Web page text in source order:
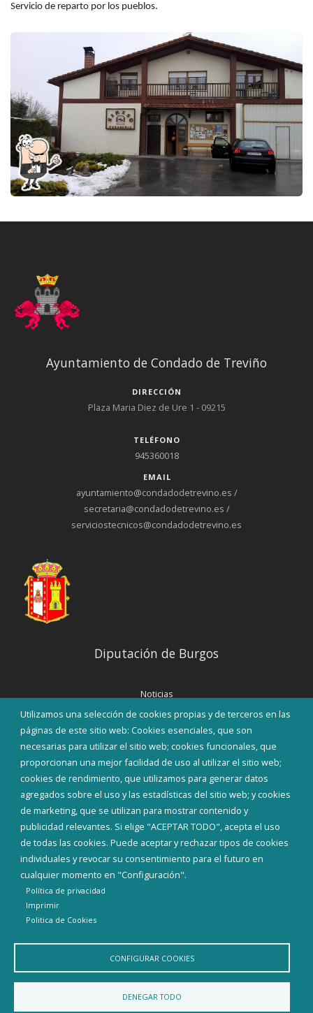
Servicio de reparto por los pueblos.
Utilizamos una selección de cookies propias y de terceros en las
páginas de este sitio web: Cookies esenciales, que son
necesarias para utilizar el sitio web; cookies funcionales, que
proporcionan una mejor facilidad de uso al utilizar el sitio web;
cookies de rendimiento, que utilizamos para generar datos
agregados sobre el uso y las estadísticas del sitio web; y cookies
de marketing, que se utilizan para mostrar contenido y
publicidad relevantes. Si elige "ACEPTAR TODO", acepta el uso
de todas las cookies. Puede aceptar y rechazar tipos de cookies
individuales y revocar su consentimiento para el futuro en
cualquier momento en "Configuración".
Política de privacidad
Imprimir
Politica de Cookies
CONFIGURAR COOKIES
DENEGAR TODO
Ayuntamiento de Condado de Treviño
DIRECCIÓN
Plaza Maria Diez de Ure 1 - 09215
TELÉFONO
945360018
EMAIL
ayuntamiento@condadodetrevino.es /
secretaria@condadodetrevino.es /
serviciostecnicos@condadodetrevino.es
Diputación de Burgos
Noticias
Eventos
Corporación Municipal
Teléfonos de interés
INICIAR SESIÓN
MAPA WEB